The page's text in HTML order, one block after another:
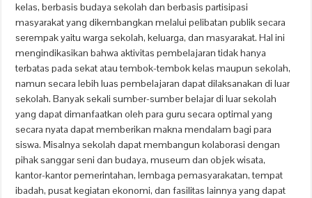
kelas, berbasis budaya sekolah dan berbasis partisipasi
masyarakat yang dikembangkan melalui pelibatan publik secara
serempak yaitu warga sekolah, keluarga, dan masyarakat. Hal ini
mengindikasikan bahwa aktivitas pembelajaran tidak hanya
terbatas pada sekat atau tembok-tembok kelas maupun sekolah,
namun secara lebih luas pembelajaran dapat dilaksanakan di luar
sekolah. Banyak sekali sumber-sumber belajar di luar sekolah
yang dapat dimanfaatkan oleh para guru secara optimal yang
secara nyata dapat memberikan makna mendalam bagi para
siswa. Misalnya sekolah dapat membangun kolaborasi dengan
pihak sanggar seni dan budaya, museum dan objek wisata,
kantor-kantor pemerintahan, lembaga pemasyarakatan, tempat
ibadah, pusat kegiatan ekonomi, dan fasilitas lainnya yang dapat